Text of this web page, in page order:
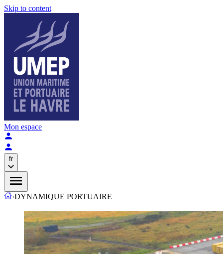
Skip to content
Mon espace
fr
›DYNAMIQUE PORTUAIRE